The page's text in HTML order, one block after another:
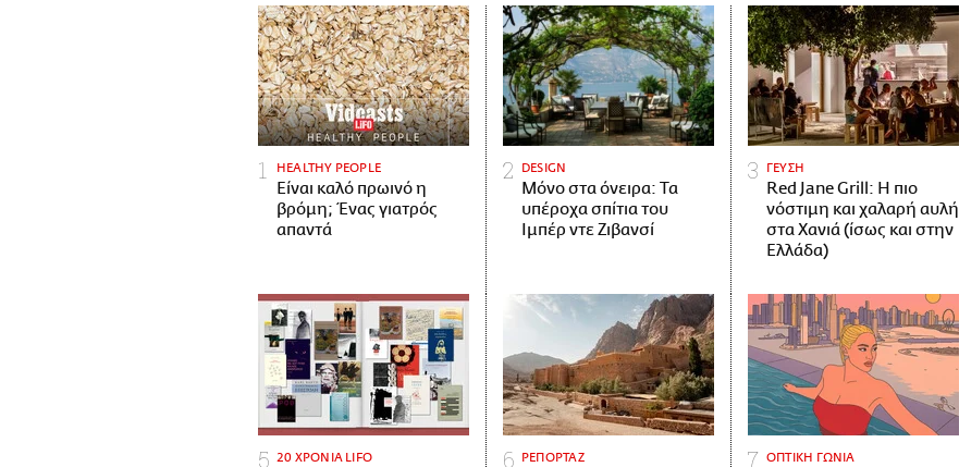
HEALTHY PEOPLE
Είναι καλό πρωινό η
βρόμη; Ένας γιατρός
απαντά
DESIGN
Μόνο στα όνειρα: Τα
υπέροχα σπίτια του
Ιμπέρ ντε Ζιβανσί
ΓΕΥΣΗ
Red Jane Grill: Η πιο
νόστιμη και χαλαρή αυλή
στα Χανιά (ίσως και στην
Ελλάδα)
20 ΧΡΟΝΙΑ LIFO ΡΕΠΟΡΤΑΖ ΟΠΤΙΚΗ ΓΩΝΙΑ